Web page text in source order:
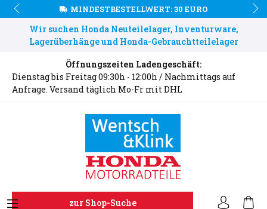
MINDESTBESTELLWERT: 30 EURO
Wir suchen Honda Neuteilelager, Inventurware,
Lagerüberhänge und Honda-Gebrauchtteilelager
Öffnungszeiten Ladengeschäft:
Dienstag bis Freitag 09:30h - 12:00h / Nachmittags auf
Anfrage. Versand täglich Mo-Fr mit DHL
zur Shop-Suche